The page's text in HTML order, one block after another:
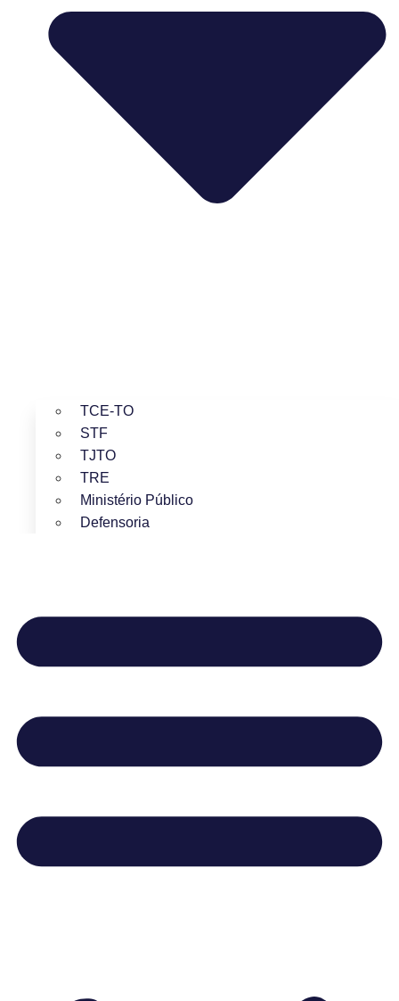
TCE-TO
STF
TJTO
TRE
Ministério Público
Defensoria